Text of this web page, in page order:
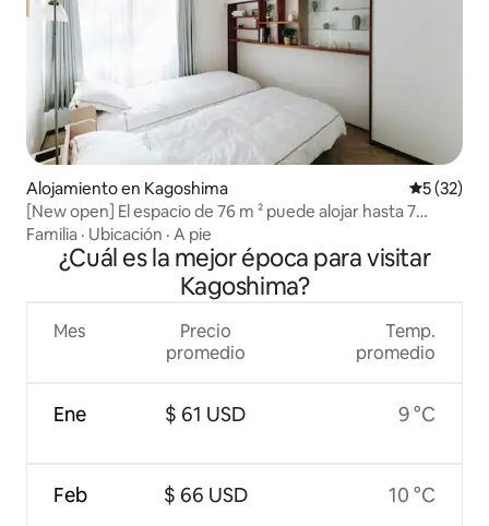
Alojamiento en Kagoshima
5 (32)
[New open] El espacio de 76 m ² puede alojar hasta 7
personas/una base secreta de dos pisos rodeada de
vegetación
Familia · Ubicación · A pie
¿Cuál es la mejor época para visitar
Kagoshima?
Mes
Ene
Feb
Precio
promedio
$ 61 USD
$ 66 USD
Temp.
promedio
9 °C
10 °C